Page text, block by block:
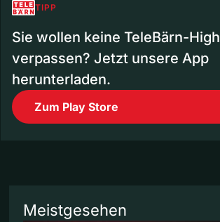
TIPP
Sie wollen keine TeleBärn-
verpassen? Jetzt unsere App
herunterladen.
Zum Play Store
Meistgesehen